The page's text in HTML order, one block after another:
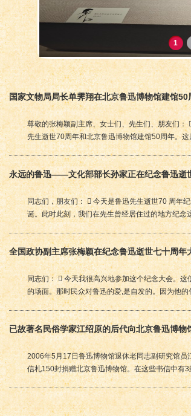
1
国家文物局局长单霁翔在北京鲁迅博物馆建馆
尊敬的张梅颖副主席、女士们、先生们、朋友们
先生逝世70周年和北京鲁迅博物馆建馆50周年。
永远的鲁迅——文化部部长孙家正在纪念鲁迅逝
同志们，朋友们：  今天是鲁迅先生逝世70 周年
诞。此时此刻，我们在先生曾经居住过的地方纪
全国政协副主席张梅颖在纪念鲁迅逝世七十周年
同志们：  今天我很高兴地参加这个纪念大会。
的场面。那时民众对鲁迅的爱,是自发的。因为他
已故著名民俗学家江绍原的后代向北京鲁迅博物
2006年5月17日鲁迅博物馆退休老同志副研究馆
信札150封捐赠北京鲁迅博物馆。在这些书信中